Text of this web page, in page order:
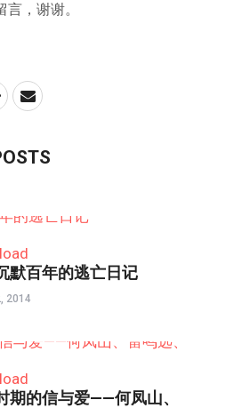
，谢谢。
默百年的逃亡日记
2014
期的信与爱——何凤山、